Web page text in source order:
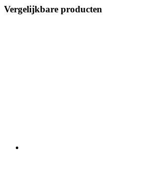
Vergelijkbare producten